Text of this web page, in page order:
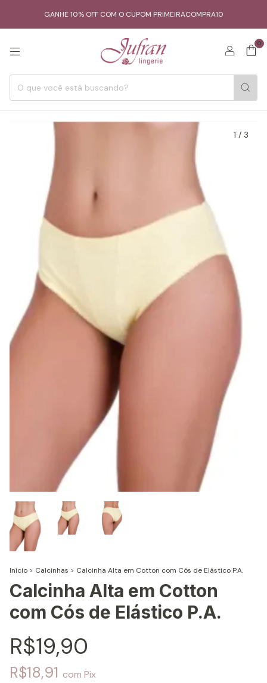
GANHE 10% OFF COM O CUPOM PRIMEIRACOMPRA10
0
1 / 3
Início > Calcinhas > Calcinha Alta em Cotton com Cós de Elástico P.A.
Calcinha Alta em Cotton
com Cós de Elástico P.A.
R$19,90
R$18,91 com Pix